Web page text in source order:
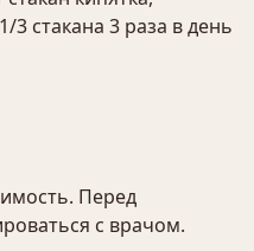
3 стакана 3 раза в день
Перед
с врачом.